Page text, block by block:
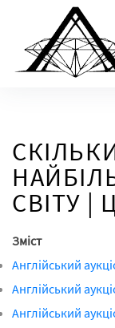
СВІТУ |
Зміст
Англійський
Англійський
Англійський